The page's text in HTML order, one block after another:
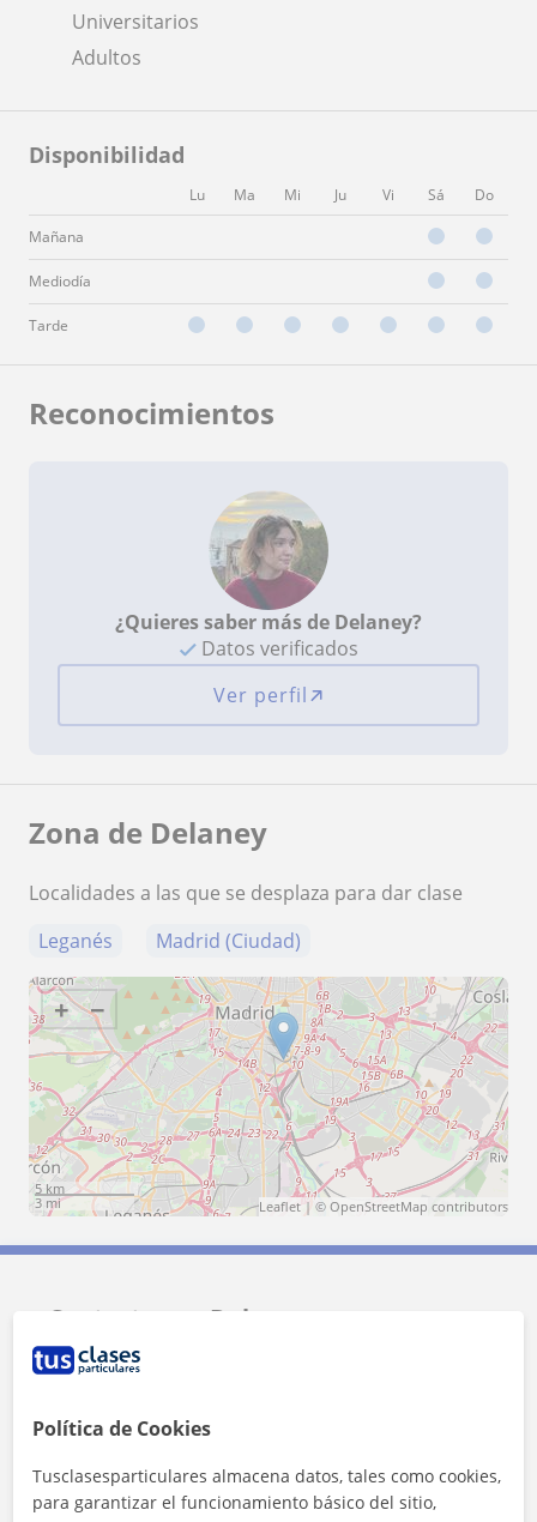
Universitarios
Adultos
Disponibilidad
Lu Ma Mi Ju Vi Sá Do
Mañana
Mediodía
Tarde
Reconocimientos
¿Quieres saber más de Delaney?
Datos verificados
Ver perfil
Zona de Delaney
Localidades a las que se desplaza para dar clase
Leganés
Madrid (Ciudad)
+ −
5 km
3 mi
Leaflet | © OpenStreetMap contributors
Contacta con Delaney
1ª clase gratis
Política de Cookies
Tusclasesparticulares almacena datos, tales como cookies,
para garantizar el funcionamiento básico del sitio,